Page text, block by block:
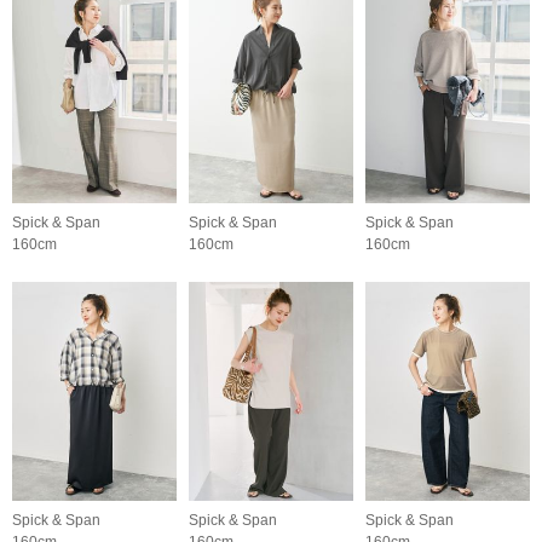
Spick & Span
160cm
Spick & Span
160cm
Spick & Span
160cm
Spick & Span
Spick & Span
Spick & Span